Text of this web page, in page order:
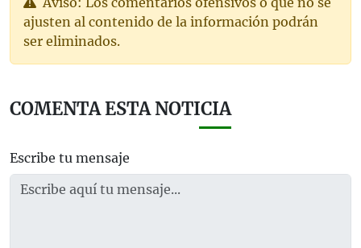
ajusten al contenido de la información podrán
ser eliminados.
COMENTA ESTA NOTICIA
Escribe tu mensaje